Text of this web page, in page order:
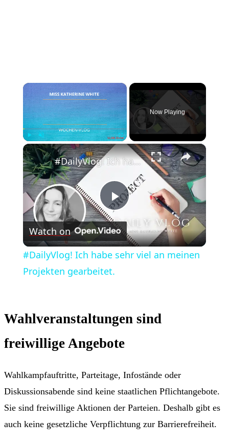
×
Play Unmute Fullscreen
Now Playing
×
Play
Video
#DailyVlog! Ich habe sehr viel an meinen Projekten gearbeitet.
Watch on
#DailyVlog! Ich habe sehr viel an meinen
Projekten gearbeitet.
Wahlveranstaltungen sind
freiwillige Angebote
Wahlkampfauftritte, Parteitage, Infostände oder
Diskussionsabende sind keine staatlichen Pflichtangebote.
Sie sind freiwillige Aktionen der Parteien. Deshalb gibt es
auch keine gesetzliche Verpflichtung zur Barrierefreiheit.